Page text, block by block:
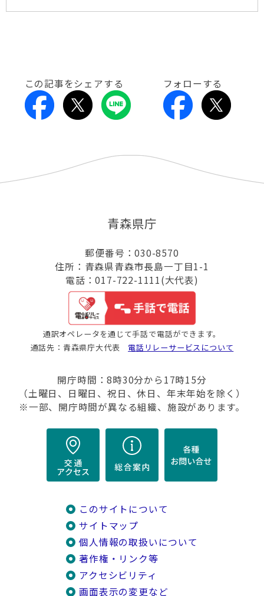
この記事をシェアする フォローする
青森県庁
郵便番号：030-8570
住所：青森県青森市長島一丁目1-1
電話：017-722-1111(大代表)
通訳オペレータを通じて手話で電話ができます。
通話先：青森県庁大代表 電話リレーサービスについて
開庁時間：8時30分から17時15分
（土曜日、日曜日、祝日、休日、年末年始を除く）
※一部、開庁時間が異なる組織、施設があります。
このサイトについて
サイトマップ
個人情報の取扱いについて
著作権・リンク等
アクセシビリティ
画面表示の変更など